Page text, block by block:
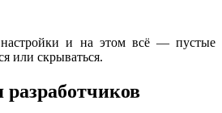
и на этом всё — пустые
или скрываться.